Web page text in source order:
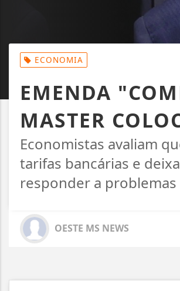
ECONOMIA
EMENDA
MASTER
Economistas avaliam
tarifas bancárias e
responder a
OESTE MS NEWS